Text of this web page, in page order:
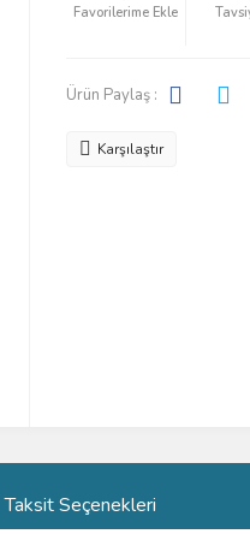
Ürün Paylaş :
Karşılaştır
Taksit Seçenekleri